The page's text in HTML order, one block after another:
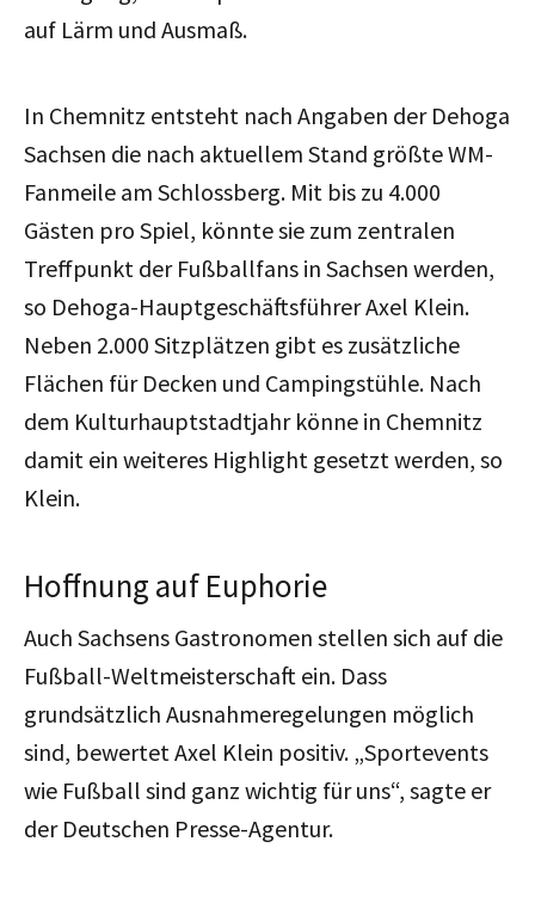
auf Lärm und Ausmaß.
In Chemnitz entsteht nach Angaben der Dehoga
Sachsen die nach aktuellem Stand größte WM-
Fanmeile am Schlossberg. Mit bis zu 4.000
Gästen pro Spiel, könnte sie zum zentralen
Treffpunkt der Fußballfans in Sachsen werden,
so Dehoga-Hauptgeschäftsführer Axel Klein.
Neben 2.000 Sitzplätzen gibt es zusätzliche
Flächen für Decken und Campingstühle. Nach
dem Kulturhauptstadtjahr könne in Chemnitz
damit ein weiteres Highlight gesetzt werden, so
Klein.
Hoffnung auf Euphorie
Auch Sachsens Gastronomen stellen sich auf die
Fußball-Weltmeisterschaft ein. Dass
grundsätzlich Ausnahmeregelungen möglich
sind, bewertet Axel Klein positiv. „Sportevents
wie Fußball sind ganz wichtig für uns“, sagte er
der Deutschen Presse-Agentur.